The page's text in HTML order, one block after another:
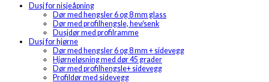
Dusj for nisjeåpning
Dør med hengsler 6 og 8 mm glass
Dør med profilhengsle, hev/senk
Dusjdør med profilramme
Dusj for hjørne
Dør med hengsler 6 og 8 mm + sidevegg
Hjørneløsning med dør 45 grader
Dør med profilhengsle+ sidevegg
Profildør med sidevegg